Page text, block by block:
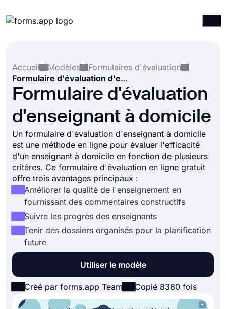
Intégrations
Modèles
Ressources
Accueil
Modèles
Formulaires d'évaluation
Formulaire d'évaluation d'enseignant à domicile
Formulaire d'évaluation
d'enseignant à domicile
Un formulaire d'évaluation d'enseignant à domicile
est une méthode en ligne pour évaluer l'efficacité
d'un enseignant à domicile en fonction de plusieurs
critères. Ce formulaire d'évaluation en ligne gratuit
offre trois avantages principaux :
Améliorer la qualité de l'enseignement en
fournissant des commentaires constructifs
Suivre les progrès des enseignants
Tenir des dossiers organisés pour la planification
future
Utiliser le modèle
Créé par forms.app Team Copié 8380 fois